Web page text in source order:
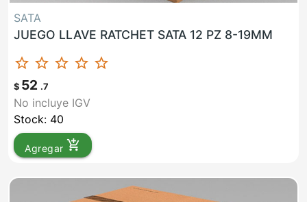
SATA
JUEGO LLAVE RATCHET SATA 12 PZ 8-19MM
star_border star_border star_border star_border star_border
$ 52 .7
No incluye IGV
Stock: 40
Agregar add_shopping_cart